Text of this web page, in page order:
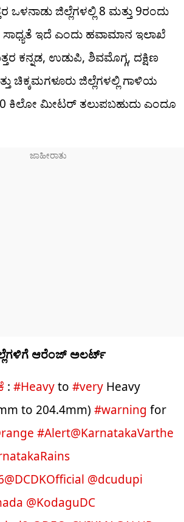
ಒಳನಾಡು ಜಿಲ್ಲೆಗಳಲ್ಲಿ 8 ಮತ್ತು 9ರಂದು
ಇದೆ ಎಂದು ಹವಾಮಾನ ಇಲಾಖೆ
ಕನ್ನಡ, ಉಡುಪಿ, ಶಿವಮೊಗ್ಗ, ದಕ್ಷಿಣ
ಚಿಕ್ಕಮಗಳೂರು ಜಿಲ್ಲೆಗಳಲ್ಲಿ ಗಾಳಿಯ
ಕಿಲೋ ಮೀಟರ್​​ ತಲುಪಬಹುದು ಎಂದೂ
ಆರೆಂಜ್​​ ಅಲರ್ಟ್
: #Heavyto #very Heavy
to 204.4mm) #warning for
#Alert@KarnatakaVarthe
@DCDKOfficial @dcudupi
@KodaguDC